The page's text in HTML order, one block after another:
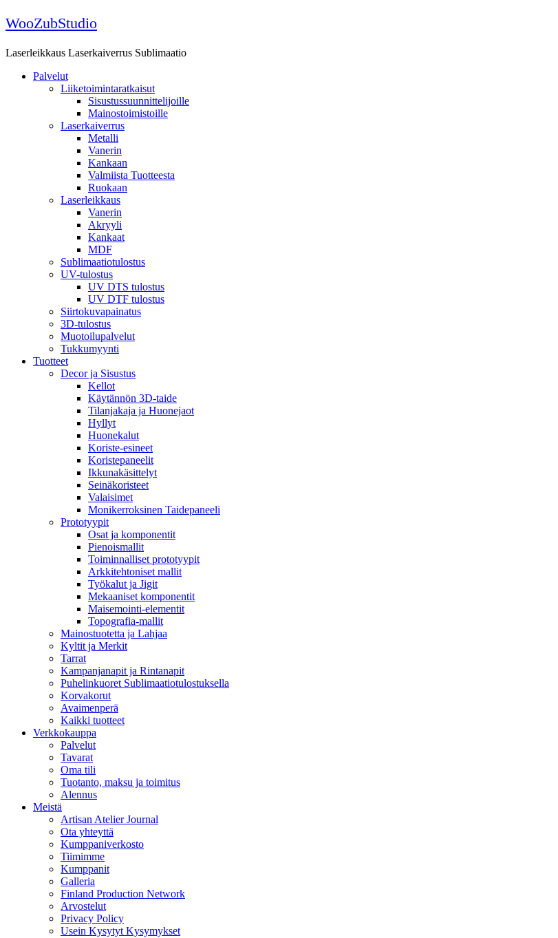
Skip
to
WooZubStudio
Laserleikkaus Laserkaiverrus Sublimaatio
Palvelut
Liiketoimintaratkaisut
Sisustussuunnittelijoille
Mainostoimistoille
Laserkaiverrus
Metalli
Vanerin
Kankaan
Valmiista Tuotteesta
Ruokaan
Laserleikkaus
Vanerin
Akryyli
Kankaat
MDF
Sublimaatiotulostus
UV-tulostus
UV DTS tulostus
UV DTF tulostus
Siirtokuvapainatus
3D-tulostus
Muotoilupalvelut
Tukkumyynti
Tuotteet
Decor ja Sisustus
Kellot
Käytännön 3D-taide
Tilanjakaja ja Huonejaot
Hyllyt
Huonekalut
Koriste-esineet
Koristepaneelit
Ikkunakäsittelyt
Seinäkoristeet
Valaisimet
Monikerroksinen Taidepaneeli
Prototyypit
Osat ja komponentit
Pienoismallit
Toiminnalliset prototyypit
Arkkitehtoniset mallit
Työkalut ja Jigit
Mekaaniset komponentit
Maisemointi-elementit
Topografia-mallit
Mainostuotetta ja Lahjaa
Kyltit ja Merkit
Tarrat
Kampanjanapit ja Rintanapit
Puhelinkuoret Sublimaatiotulostuksella
Korvakorut
Avaimenperä
Kaikki tuotteet
Verkkokauppa
Palvelut
Tavarat
Oma tili
Tuotanto, maksu ja toimitus
Alennus
Meistä
Artisan Atelier Journal
Ota yhteyttä
Kumppaniverkosto
Tiimimme
Kumppanit
Galleria
Finland Production Network
Arvostelut
Privacy Policy
Usein Kysytyt Kysymykset